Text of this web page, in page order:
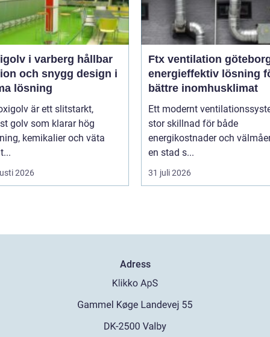
i varberg hållbar
och snygg design i
lösning
är ett slitstarkt,
golv som klarar hög
kemikalier och väta
2026
Ftx ventilation
energieffektiv lösning
bättre inomhusklimat
Ett modernt
stor skillnad för både
energikostnader och
en stad s...
31 juli 2026
Adress